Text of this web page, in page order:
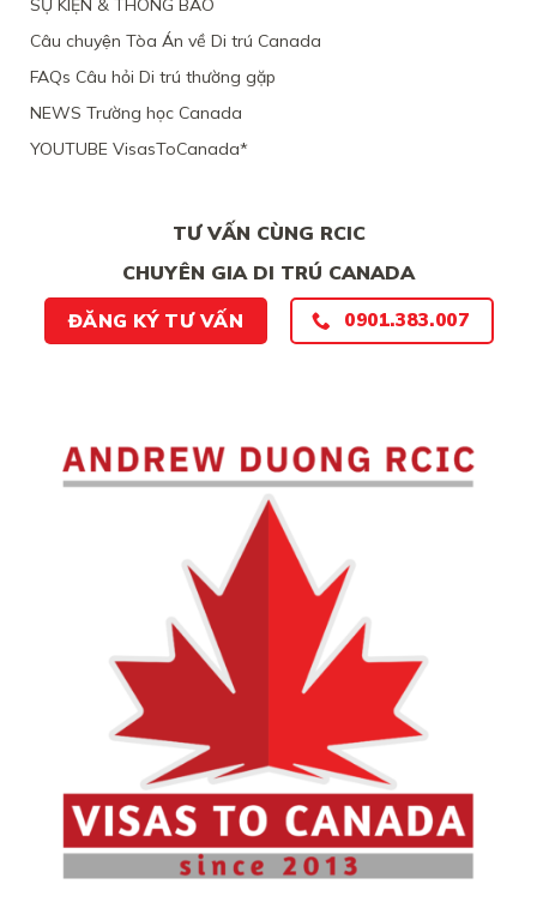
SỰ KIỆN & THÔNG BÁO
Câu chuyện Tòa Án về Di trú Canada
FAQs Câu hỏi Di trú thường gặp
NEWS Trường học Canada
YOUTUBE VisasToCanada*
TƯ VẤN CÙNG RCIC
CHUYÊN GIA DI TRÚ CANADA
ĐĂNG KÝ TƯ VẤN
0901.383.007